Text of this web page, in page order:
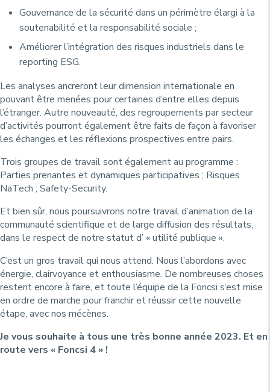
Gouvernance de la sécurité dans un périmètre élargi à la
soutenabilité et la responsabilité sociale ;
Améliorer l’intégration des risques industriels dans le
reporting ESG.
Les analyses ancreront leur dimension internationale en
pouvant être menées pour certaines d’entre elles depuis
l’étranger. Autre nouveauté, des regroupements par secteur
d’activités pourront également être faits de façon à favoriser
les échanges et les réflexions prospectives entre pairs.
Trois groupes de travail sont également au programme :
Parties prenantes et dynamiques participatives ; Risques
NaTech ; Safety-Security.
Et bien sûr, nous poursuivrons notre travail d’animation de la
communauté scientifique et de large diffusion des résultats,
dans le respect de notre statut d’ « utilité publique ».
C’est un gros travail qui nous attend. Nous l’abordons avec
énergie, clairvoyance et enthousiasme. De nombreuses choses
restent encore à faire, et toute l’équipe de la Foncsi s’est mise
en ordre de marche pour franchir et réussir cette nouvelle
étape, avec nos mécènes.
Je vous souhaite à tous une très bonne année 2023. Et en
route vers « Foncsi 4 » !